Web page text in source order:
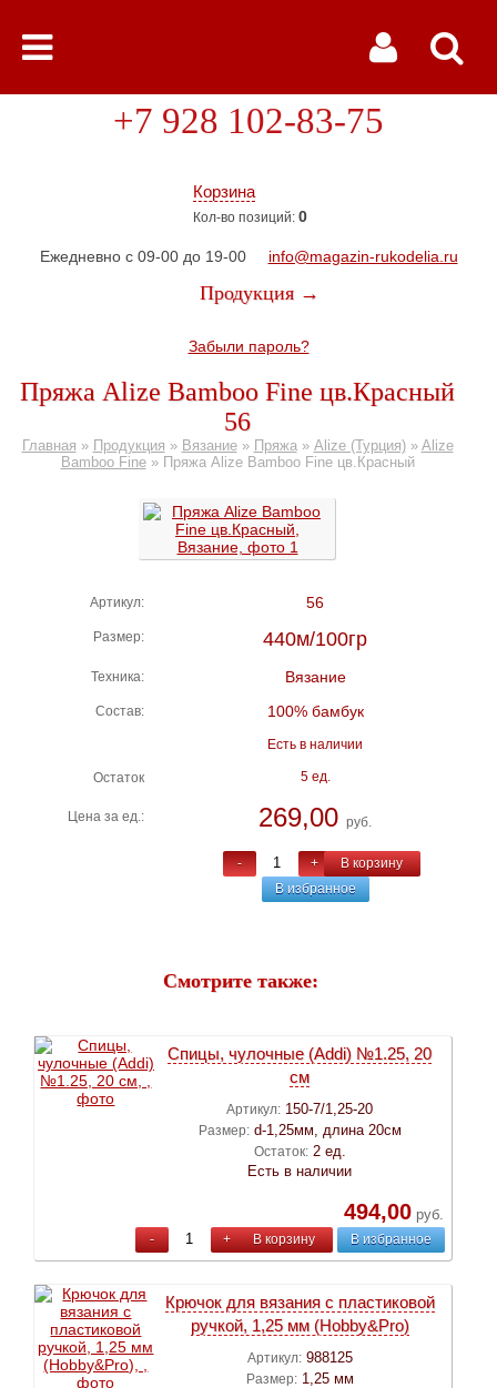
Корзина
Кол-во позиций: 0
+7 928 102-83-75
Ежедневно с 09-00 до 19-00 info@magazin-rukodelia.ru
Продукция →
Забыли пароль?
Пряжа Alize Bamboo Fine цв.Красный
56
Главная » Продукция » Вязание» Пряжа» Alize (Турция)» Alize
Bamboo Fine» Пряжа Alize Bamboo Fine цв.Красный
Артикул: 56
Размер: 440м/100гр
Техника: Вязание
Состав: 100% бамбук
Есть в наличии
Остаток 5 ед.
Цена за ед.: 269,00 руб.
- +
В корзину
В избранное
Смотрите также:
Спицы, чулочные (Addi) №1.25, 20
см
Артикул: 150-7/1,25-20
Размер: d-1,25мм, длина 20см
Остаток: 2 ед.
Есть в наличии
494,00руб.
- + В корзину В избранное
Крючок для вязания с пластиковой
ручкой, 1,25 мм (Hobby&Pro)
Артикул: 988125
Размер: 1,25 мм